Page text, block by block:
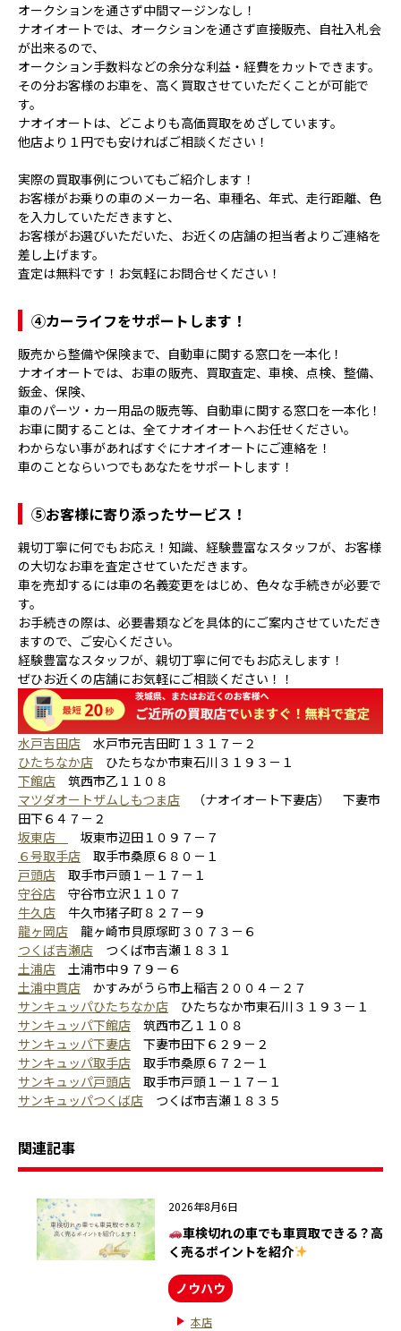
オークションを通さず中間マージンなし！
ナオイオートでは、オークションを通さず直接販売、自社入札会
が出来るので、
オークション手数料などの余分な利益・経費をカットできます。
その分お客様のお車を、高く買取させていただくことが可能で
す。
ナオイオートは、どこよりも高価買取をめざしています。
他店より１円でも安ければご相談ください！
実際の買取事例についてもご紹介します！
お客様がお乗りの車のメーカー名、車種名、年式、走行距離、色
を入力していただきますと、
お客様がお選びいただいた、お近くの店舗の担当者よりご連絡を
差し上げます。
査定は無料です！お気軽にお問合せください！
④カーライフをサポートします！
販売から整備や保険まで、自動車に関する窓口を一本化！
ナオイオートでは、お車の販売、買取査定、車検、点検、整備、
鈑金、保険、
車のパーツ・カー用品の販売等、自動車に関する窓口を一本化！
お車に関することは、全てナオイオートへお任せください。
わからない事があればすぐにナオイオートにご連絡を！
車のことならいつでもあなたをサポートします！
⑤お客様に寄り添ったサービス！
親切丁寧に何でもお応え！知識、経験豊富なスタッフが、お客様
の大切なお車を査定させていただきます。
車を売却するには車の名義変更をはじめ、色々な手続きが必要で
す。
お手続きの際は、必要書類などを具体的にご案内させていただき
ますので、ご安心ください。
経験豊富なスタッフが、親切丁寧に何でもお応えします！
ぜひお近くの店舗にお気軽にご相談ください！！
水戸吉田店 水戸市元吉田町１３１７－２
ひたちなか店 ひたちなか市東石川３１９３－１
下館店 筑西市乙１１０８
マツダオートザムしもつま店 （ナオイオート下妻店） 下妻市
田下６４７－２
坂東店
坂東市辺田１０９７－７
６号取手店 取手市桑原６８０－１
戸頭店 取手市戸頭１－１７－１
守谷店 守谷市立沢１１０７
牛久店 牛久市猪子町８２７－９
龍ヶ岡店 龍ヶ崎市貝原塚町３０７３－６
つくば吉瀬店 つくば市吉瀬１８３１
土浦店 土浦市中９７９－６
土浦中貫店 かすみがうら市上稲吉２００４－２７
サンキュッパひたちなか店 ひたちなか市東石川３１９３－１
サンキュッパ下館店 筑西市乙１１０８
サンキュッパ下妻店 下妻市田下６２９－２
サンキュッパ取手店 取手市桑原６７２ー１
サンキュッパ戸頭店 取手市戸頭１－１７－１
サンキュッパつくば店 つくば市吉瀬１８３５
関連記事
2026年8月6日
車検切れの車でも車買取できる？高
く売るポイントを紹介
ノウハウ
本店